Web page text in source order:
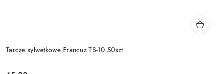
Tarcze sylwetkowe Francuz TS-10 50szt